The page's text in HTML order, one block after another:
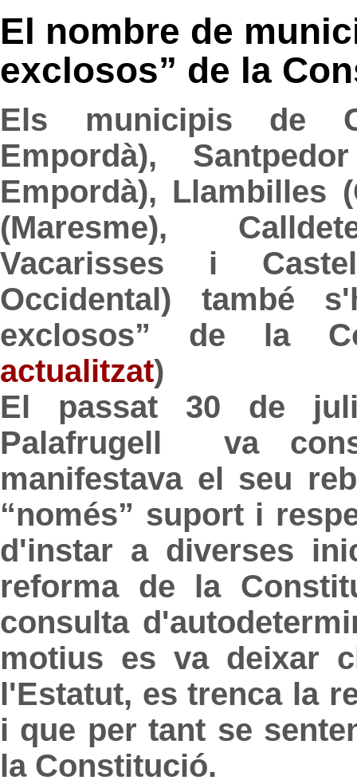
El nombre de
exclosos” de la
Els municipis de
Empordà),
Empordà), Llambilles
(Maresme),
Vacarisses i
Occidental) també
exclosos” de la
actualitzat)
El passat 30 de
Palafrugell va
manifestava el seu
“només” suport i
d'instar a diverses
reforma de la
consulta
motius es va deixar
l'Estatut, es trenca la
i que per tant se
la Constitució.